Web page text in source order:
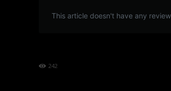
This article doesn't have any
242